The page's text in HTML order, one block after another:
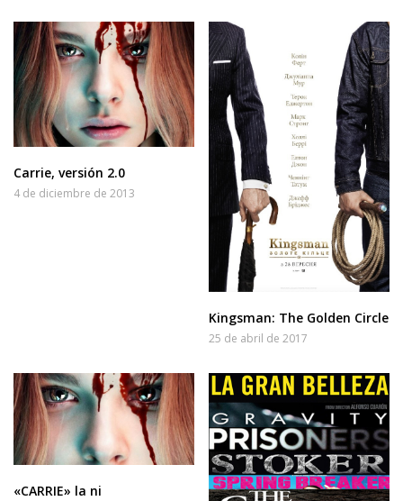
Carrie, versión 2.0
4 de diciembre de 2013
Kingsman: The Golden Circle
25 de abril de 2017
«CARRIE» la ni